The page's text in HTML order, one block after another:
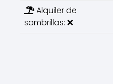
Alquiler de
sombrillas: ❌